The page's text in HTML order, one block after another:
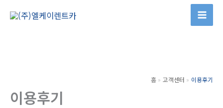
홈 고객센터 이용후기
이용후기